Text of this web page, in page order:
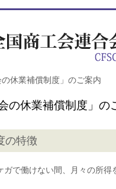
休業補償制度」のご案内
の休業補償制度」の
の特徴
ガで働けない間、月々の所得